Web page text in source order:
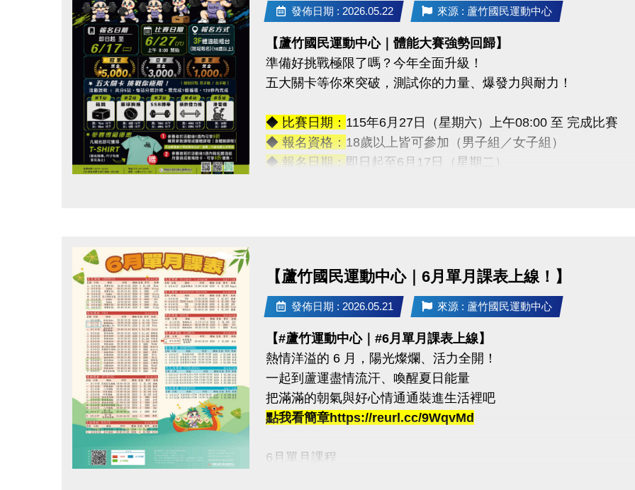
發佈日期 : 2026.05.22 來源 : 蘆竹國民運動中心
【蘆竹國民運動中心｜體能大賽強勢回歸】
準備好挑戰極限了嗎？今年全面升級！
五大關卡等你來突破，測試你的力量、爆發力與耐力！
◆ 比賽日期：115年6月27日（星期六）上午08:00 至 完成比賽
◆ 報名資格：18歲以上皆可參加（男子組／女子組）
◆ 報名日期：即日起至6月17日（星期二）
→ 季軍獎金：1,000元
-————————————
五大關卡連續挑戰
箱跳→ 藥球胸推→ SSB蹲舉→ 槓鈴借力推→滑雪機
每站分開計時，完成一個循環才算成功！
120秒內完成指定動作，考驗你的體能與意志力
凡報名參賽即可獲得 #限量T-SHIRT乙件（數量有限，送完為止）
【蘆竹國民運動中心｜6月單月課表上線！】
發佈日期 : 2026.05.21 來源 : 蘆竹國民運動中心
【#蘆竹運動中心｜#6月單月課表上線】
熱情洋溢的 6 月，陽光燦爛、活力全開！
一起到蘆運盡情流汗、喚醒夏日能量
把滿滿的朝氣與好心情通通裝進生活裡吧
點我看簡章https://reurl.cc/9WqvMd
6月單月課程